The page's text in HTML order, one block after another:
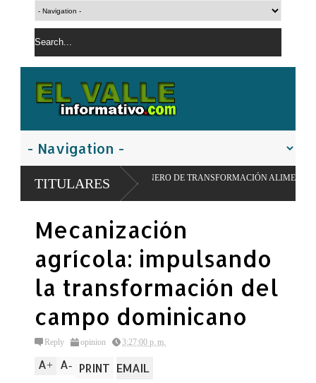
TITULARES
PIONERO DE TRANSFORMACIÓN ALIMENTARIA Y REDES
Mecanización
agrícola: impulsando
la transformación del
campo dominicano
Reply opinion 3:27:00 p. m.
A+ A- PRINT EMAIL